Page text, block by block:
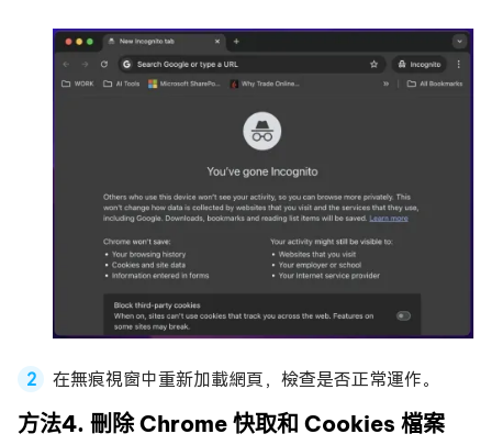
在無痕視窗中重新加載網頁，檢查是否正常運作。
方法4. 刪除 Chrome 快取和 Cookies 檔案